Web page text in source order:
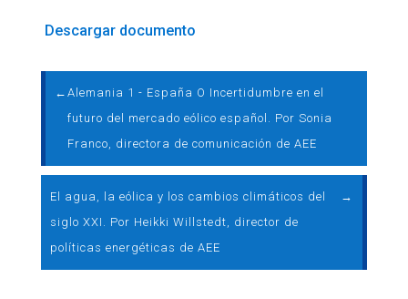
Descargar documento
← Alemania 1 - España O Incertidumbre en el
futuro del mercado eólico español. Por Sonia
Franco, directora de comunicación de AEE
El agua, la eólica y los cambios climáticos del
siglo XXI. Por Heikki Willstedt, director de
políticas energéticas de AEE
→